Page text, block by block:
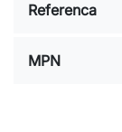
Referenca
MPN